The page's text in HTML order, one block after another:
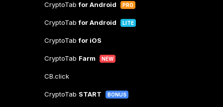
CryptoTabfor Android PRO
CryptoTabfor Android LITE
CryptoTabfor iOS
CryptoTab Farm NEW
CB.click
CryptoTab START BONUS